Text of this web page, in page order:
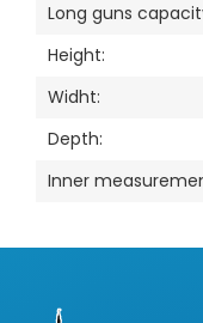
Long guns
Height:
Widht:
Depth:
Inner